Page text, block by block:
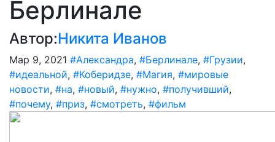
Берлинале
Автор:Никита Иванов
Мар 9, 2021 #Александра, #Берлинале, #Грузии,
#идеальной, #Коберидзе, #Магия, #мировые
новости, #на, #новый, #нужно, #получивший,
#почему, #приз, #смотреть, #фильм